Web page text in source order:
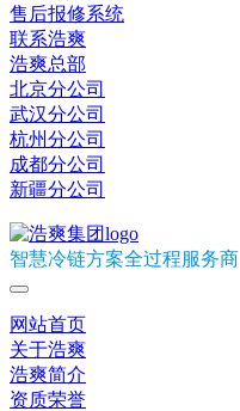
售后报修系统
联系浩爽
浩爽总部
北京分公司
武汉分公司
杭州分公司
成都分公司
新疆分公司
智慧冷链方案全过程服务商
网站首页
关于浩爽
浩爽简介
资质荣誉